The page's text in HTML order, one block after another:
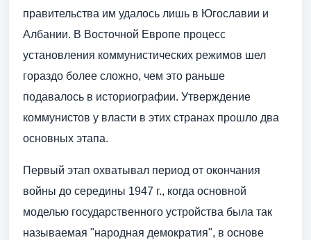
правительства им удалось лишь в Югославии и
Албании. В Восточной Европе процесс
установления коммунистических режимов шел
гораздо более сложно, чем это раньше
подавалось в историографии. Утверждение
коммунистов у власти в этих странах прошло два
основных этапа.
Первый этап охватывал период от окончания
войны до середины 1947 г., когда основной
моделью государственного устройства была так
называемая "народная демократия", в основе